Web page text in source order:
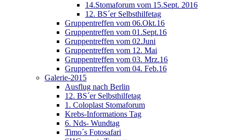
14.Stomaforum vom 15.Sept. 2016
12. BS´er Selbsthilfetag
Gruppentreffen vom 06.Okt.16
Gruppentreffen vom 01.Sept.16
Gruppentreffen vom 02.Juni
Gruppentreffen vom 12. Mai
Gruppentreffen vom 03. Mrz.16
Gruppentreffen vom 04. Feb.16
Galerie-2015
Ausflug nach Berlin
12. BS´er Selbsthilfetag
1. Coloplast Stomaforum
Krebs-Informations Tag
6. Nds- Wundtag
Timo´s Fotosafari